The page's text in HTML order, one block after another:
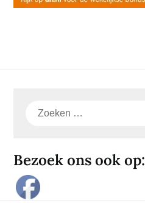
Zoeken
Bezoek ons ook op: